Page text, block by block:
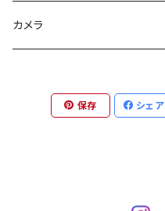
バッグ
カメラ
保存 シェア